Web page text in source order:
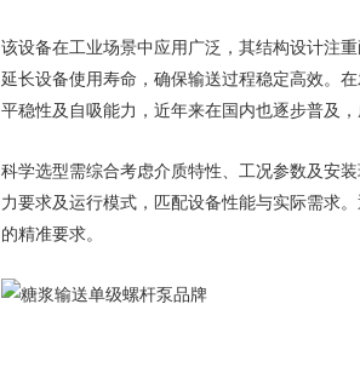
该设备在工业场景中应用广泛，其结构设计注
延长设备使用寿命，确保输送过程稳定高效。
平稳性及自吸能力，近年来在国内也逐步普及
科学选型需综合考虑介质特性、工况参数及安
力要求及运行模式，匹配设备性能与实际需求
的精准要求。